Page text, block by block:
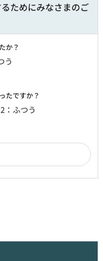
ためにみなさまのご
か？
う
たですか？
2：ふつう